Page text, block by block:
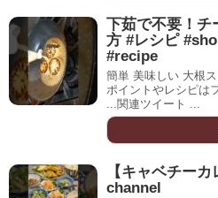
下茹で不要！チ
方 #レシピ
#recipe
簡単 美味しい 大根
ポイントやレシピは
...関連ツイート ...
【キャベチー
channel